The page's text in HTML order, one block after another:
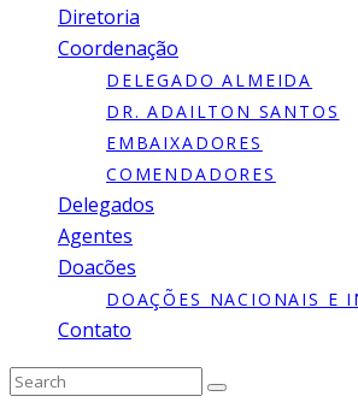
Diretoria
Coordenação
DELEGADO ALMEIDA
DR. ADAILTON SANTOS
EMBAIXADORES
COMENDADORES
Delegados
Agentes
Doacões
DOAÇÕES NACIONAIS E
Contato